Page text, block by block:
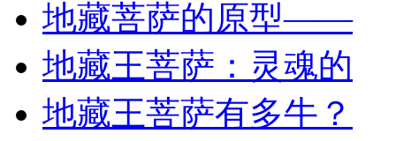
地藏菩萨的原型——
地藏王菩萨：灵魂的
地藏王菩萨有多牛？